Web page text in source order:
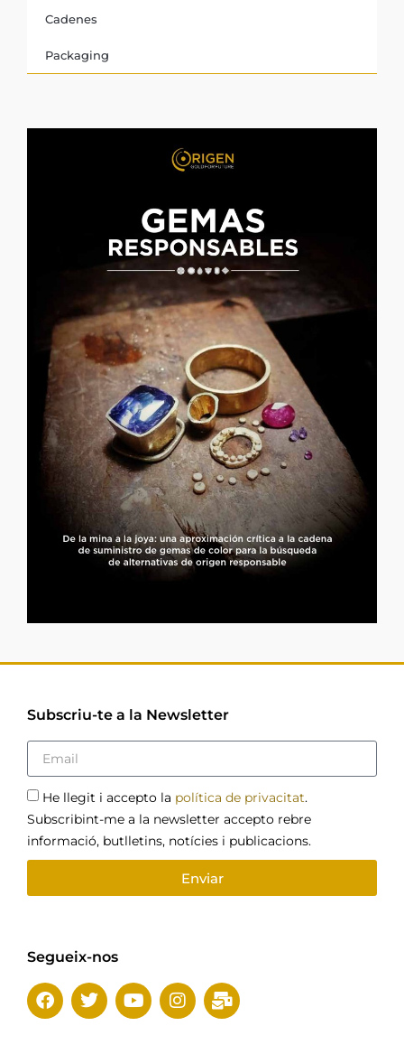
Cadenes
Packaging
Subscriu-te a la Newsletter
He llegit i accepto la política de privacitat.
Subscribint-me a la newsletter accepto rebre
informació, butlletins, notícies i publicacions.
Enviar
Segueix-nos